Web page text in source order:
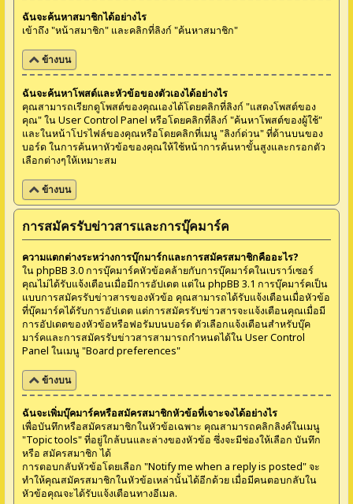
ฉันจะค้นหาสมาชิกได้อย่างไร
เข้าถึง "หน้าสมาชิก" และคลิกที่ลิงก์ "ค้นหาสมาชิก"
ข้างบน
ฉันจะค้นหาโพสต์และหัวข้อของตัวเองได้อย่างไร
คุณสามารถเรียกดูโพสต์ของคุณเองได้โดยคลิกที่ลิงก์ "แสดงโพสต์ของ
คุณ" ใน User Control Panel หรือโดยคลิกที่ลิงก์ "ค้นหาโพสต์ของผู้ใช้"
และในหน้าโปรไฟล์ของคุณหรือโดยคลิกที่เมนู "ลิงก์ด่วน" ที่ด้านบนของ
บอร์ด ในการค้นหาหัวข้อของคุณให้ใช้หน้าการค้นหาขั้นสูงและกรอกตัว
เลือกต่างๆให้เหมาะสม
ข้างบน
การสมัครรับข่าวสารและการบุ๊คมาร์ค
ความแตกต่างระหว่างการบุ๊กมาร์กและการสมัครสมาชิกคืออะไร?
ใน phpBB 3.0 การบุ๊คมาร์คหัวข้อคล้ายกับการบุ๊คมาร์คในเบราว์เซอร์
คุณไม่ได้รับแจ้งเตือนเมื่อมีการอัปเดต แต่ใน phpBB 3.1 การบุ๊คมาร์คเป็น
แบบการสมัครรับข่าวสารของหัวข้อ คุณสามารถได้รับแจ้งเตือนเมื่อหัวข้อ
ที่บุ๊คมาร์คได้รับการอัปเดต แต่การสมัครรับข่าวสารจะแจ้งเตือนคุณเมื่อมี
การอัปเดตของหัวข้อหรือฟอรัมบนบอร์ด ตัวเลือกแจ้งเตือนสำหรับบุ๊ค
มาร์คและการสมัครรับข่าวสารสามารถกำหนดได้ใน User Control
Panel ในเมนู "Board preferences"
ข้างบน
ฉันจะเพิ่มบุ๊คมาร์คหรือสมัครสมาชิกหัวข้อที่เจาะจงได้อย่างไร
เพื่อบันทึกหรือสมัครสมาชิกในหัวข้อเฉพาะ คุณสามารถคลิกลิงค์ในเมนู
"Topic tools" ที่อยู่ใกล้บนและล่างของหัวข้อ ซึ่งจะมีช่องให้เลือก บันทึก
หรือ สมัครสมาชิก ได้
การตอบกลับหัวข้อโดยเลือก "Notify me when a reply is posted" จะ
ทำให้คุณสมัครสมาชิกในหัวข้อเหล่านั้นได้อีกด้วย เมื่อมีคนตอบกลับใน
หัวข้อคุณจะได้รับแจ้งเตือนทางอีเมล.